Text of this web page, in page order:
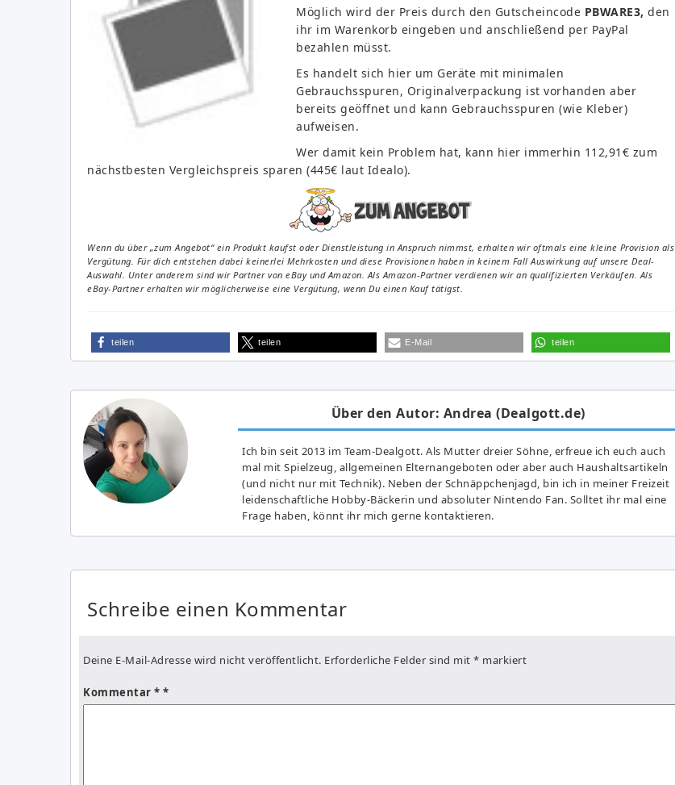
Möglich wird der Preis durch den Gutscheincode PBWARE3, den
ihr im Warenkorb eingeben und anschließend per PayPal
bezahlen müsst.
Es handelt sich hier um Geräte mit minimalen
Gebrauchsspuren, Originalverpackung ist vorhanden aber
bereits geöffnet und kann Gebrauchsspuren (wie Kleber)
aufweisen.
Wer damit kein Problem hat, kann hier immerhin 112,91€ zum
nächstbesten Vergleichspreis sparen (445€ laut Idealo).
Wenn du über „zum Angebot“ ein Produkt kaufst oder Dienstleistung in Anspruch nimmst, erhalten wir oftmals eine kleine Provision als
Vergütung. Für dich entstehen dabei keinerlei Mehrkosten und diese Provisionen haben in keinem Fall Auswirkung auf unsere Deal-
Auswahl. Unter anderem sind wir Partner von eBay und Amazon. Als Amazon-Partner verdienen wir an qualifizierten Verkäufen. Als
eBay-Partner erhalten wir möglicherweise eine Vergütung, wenn Du einen Kauf tätigst.
teilen teilen E-Mail teilen
Über den Autor: Andrea (Dealgott.de)
Ich bin seit 2013 im Team-Dealgott. Als Mutter dreier Söhne, erfreue ich euch auch
mal mit Spielzeug, allgemeinen Elternangeboten oder aber auch Haushaltsartikeln
(und nicht nur mit Technik). Neben der Schnäppchenjagd, bin ich in meiner Freizeit
leidenschaftliche Hobby-Bäckerin und absoluter Nintendo Fan. Solltet ihr mal eine
Frage haben, könnt ihr mich gerne kontaktieren.
Schreibe einen Kommentar
Deine E-Mail-Adresse wird nicht veröffentlicht. Erforderliche Felder sind mit * markiert
Kommentar *